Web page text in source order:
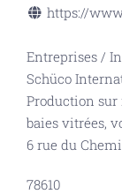
https://
Entreprises /
Schüco
Production sur
baies vitrées,
6 rue du
78610